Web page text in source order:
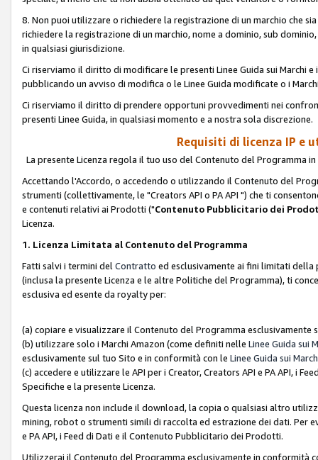
8. Non puoi utilizzare o richiedere la registrazione di un marchio che
richiedere la registrazione di un marchio, nome a dominio, sub
in qualsiasi giurisdizione.
Ci riserviamo il diritto di modificare le presenti Linee Guida sui Marchi
pubblicando un avviso di modifica o le Linee Guida modificate o i
Ci riserviamo il diritto di prendere opportuni provvedimenti nei
presenti Linee Guida, in qualsiasi momento e a nostra sola discrezione.
Requisiti di licenza IP e
La presente Licenza regola il tuo uso del Contenuto del Programma
Accettando l'Accordo, o accedendo o utilizzando il Contenuto del
strumenti (collettivamente, le "Creators API o PA API ") che ti
e contenuti relativi ai Prodotti ("Contenuto Pubblicitario dei
Licenza.
1. Licenza Limitata al Contenuto del Programma
Fatti salvi i termini del Contratto ed esclusivamente ai fini limitati
(inclusa la presente Licenza e le altre Politiche del Programma), ti
esclusiva ed esente da royalty per:
(a) copiare e visualizzare il Contenuto del Programma esclusivamente
(b) utilizzare solo i Marchi Amazon (come definiti nelle Linee Guida sui
esclusivamente sul tuo Sito e in conformità con le Linee Guida sui March
(c) accedere e utilizzare le API per i Creator, Creators API e PA API, i
Specifiche e la presente Licenza.
Questa licenza non include il download, la copia o qualsiasi altro
mining, robot o strumenti simili di raccolta ed estrazione dei dati. Per
e PA API, i Feed di Dati e il Contenuto Pubblicitario dei Prodotti.
Utilizzerai il Contenuto del Programma esclusivamente in conformità